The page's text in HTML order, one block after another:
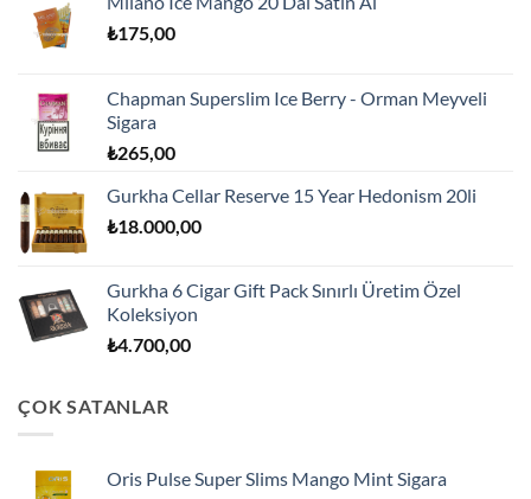
₺175,00
Chapman Superslim Ice Berry - Orman Meyveli
Sigara
₺265,00
Gurkha Cellar Reserve 15 Year Hedonism 20li
₺18.000,00
Gurkha 6 Cigar Gift Pack Sınırlı Üretim Özel
Koleksiyon
₺4.700,00
ÇOK SATANLAR
Oris Pulse Super Slims Mango Mint Sigara